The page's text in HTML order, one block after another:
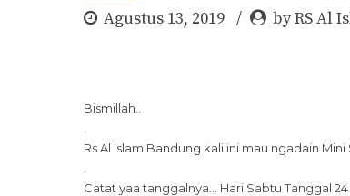
Agustus 13, 2019 by RS Al
Bismillah..
Rs Al Islam Bandung kali ini mau ngadain
Catat yaa tanggalnya… Hari Sabtu Tanggal 24